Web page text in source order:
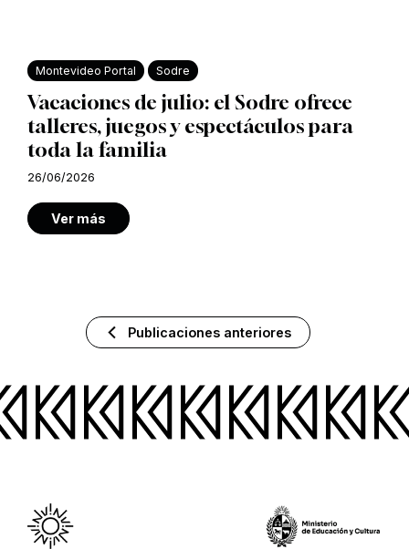
Montevideo Portal Sodre
Vacaciones de julio: el Sodre ofrece
talleres, juegos y espectáculos para
toda la familia
26/06/2026
Ver más
Publicaciones anteriores